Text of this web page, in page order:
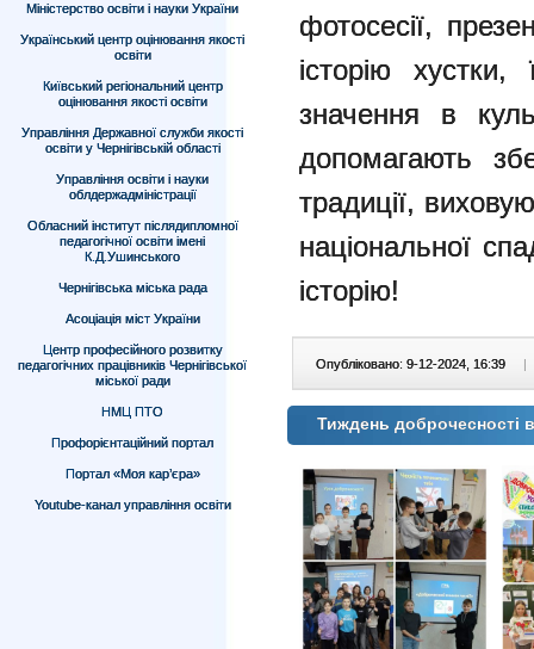
Міністерство освіти і науки України
Український центр оцінювання якості
освіти
Київський регіональний центр
оцінювання якості освіти
Управління Державної служби якості
освіти у Чернігівській області
Управління освіти і науки
облдержадміністрації
Обласний інститут післядипломної
педагогічної освіти імені
К.Д.Ушинського
Чернігівська міська рада
Асоціація міст України
Центр професійного розвитку
педагогічних працівників Чернігівської
міської ради
НМЦ ПТО
Профорієнтаційний портал
Портал «Моя кар’єра»
Youtube-канал управління освіти
фотосесії,
історію
значення в
допомагають
традиції,
національної
історію!
Опубліковано: 9-12-2024, 16:39 |
Тиждень доброчесності в